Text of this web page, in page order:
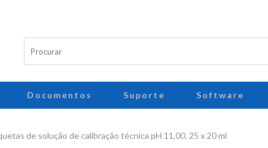
Documentos Suporte Software
de solução de calibração técnica pH 11,00, 25 x 20 ml